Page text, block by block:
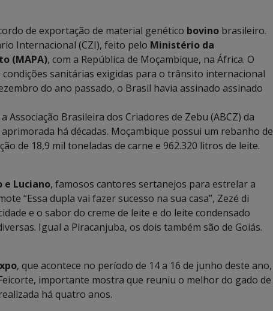
de exportação de material genético bovino brasileiro.
Internacional (CZI), feito pelo Ministério da
(MAPA), com a República de Moçambique, na África. O
sanitárias exigidas para o trânsito internacional
do ano passado, o Brasil havia assinado assinado
Brasileira dos Criadores de Zebu (ABCZ) da
há décadas. Moçambique possui um rebanho de
de 18,9 mil toneladas de carne e 962.320 litros de leite.
e Luciano, famosos cantores sertanejos para estrelar a
“Essa dupla vai fazer sucesso na sua casa”, Zezé di
e o sabor do creme de leite e do leite condensado
Igual a Piracanjuba, os dois também são de Goiás.
, que acontece no período de 14 a 16 de junho deste ano,
importante mostra que reuniu o melhor do gado de
há quatro anos.